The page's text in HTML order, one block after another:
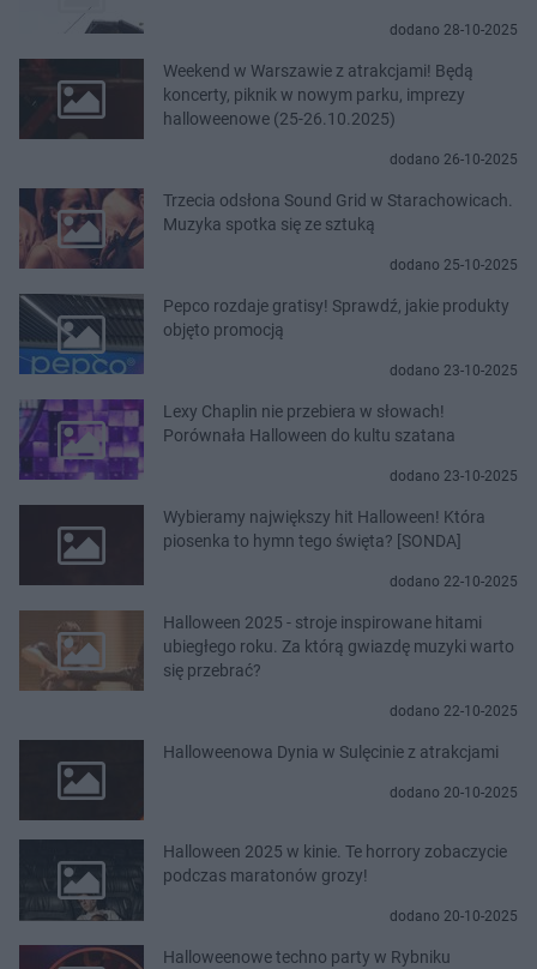
dodano 28-10-2025
Weekend w Warszawie z atrakcjami! Będą
koncerty, piknik w nowym parku, imprezy
halloweenowe (25-26.10.2025)
dodano 26-10-2025
Trzecia odsłona Sound Grid w Starachowicach.
Muzyka spotka się ze sztuką
dodano 25-10-2025
Pepco rozdaje gratisy! Sprawdź, jakie produkty
objęto promocją
dodano 23-10-2025
Lexy Chaplin nie przebiera w słowach!
Porównała Halloween do kultu szatana
dodano 23-10-2025
Wybieramy największy hit Halloween! Która
piosenka to hymn tego święta? [SONDA]
dodano 22-10-2025
Halloween 2025 - stroje inspirowane hitami
ubiegłego roku. Za którą gwiazdę muzyki warto
się przebrać?
dodano 22-10-2025
Halloweenowa Dynia w Sulęcinie z atrakcjami
dodano 20-10-2025
Halloween 2025 w kinie. Te horrory zobaczycie
podczas maratonów grozy!
dodano 20-10-2025
Halloweenowe techno party w Rybniku